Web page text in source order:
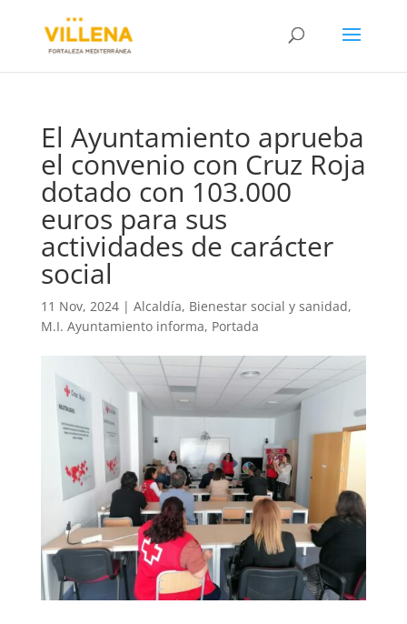
El Ayuntamiento aprueba
el convenio con Cruz Roja
dotado con 103.000
euros para sus
actividades de carácter
social
11 Nov, 2024| Alcaldía, Bienestar social y sanidad,
M.I. Ayuntamiento informa, Portada